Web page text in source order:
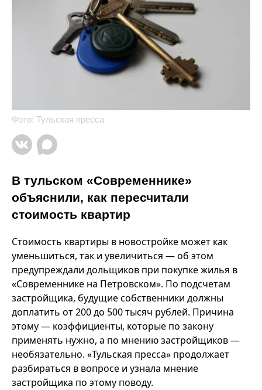
Фото: Тульская пресса
В тульском «Современнике»
объяснили, как пересчитали
стоимость квартир
Стоимость квартиры в новостройке может как
уменьшиться, так и увеличиться — об этом
предупреждали дольщиков при покупке жилья в
«Современнике на Петровском». По подсчетам
застройщика, будущие собственники должны
доплатить от 200 до 500 тысяч рублей. Причина
этому — коэффициенты, которые по закону
применять нужно, а по мнению застройщиков —
необязательно. «Тульская пресса» продолжает
разбираться в вопросе и узнала мнение
застройщика по этому поводу.